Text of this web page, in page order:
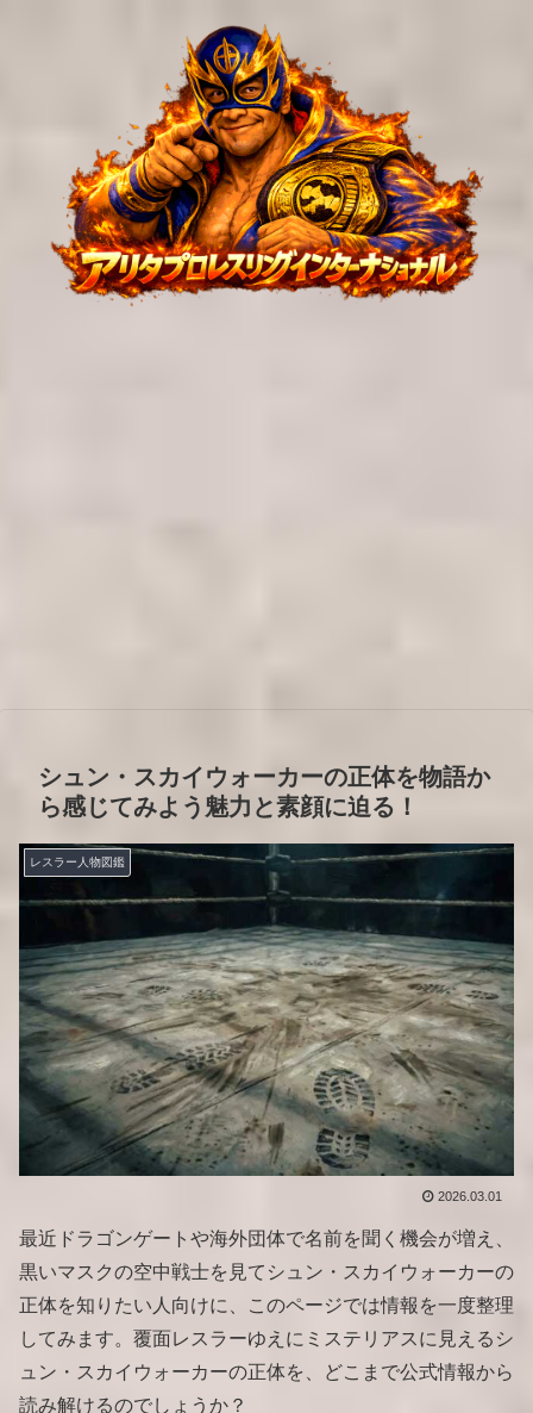
シュン・スカイウォーカーの正体を物語か
ら感じてみよう魅力と素顔に迫る！
レスラー人物図鑑
2026.03.01
最近ドラゴンゲートや海外団体で名前を聞く機会が増え、
黒いマスクの空中戦士を見てシュン・スカイウォーカーの
正体を知りたい人向けに、このページでは情報を一度整理
してみます。覆面レスラーゆえにミステリアスに見えるシ
ュン・スカイウォーカーの正体を、どこまで公式情報から
読み解けるのでしょうか？